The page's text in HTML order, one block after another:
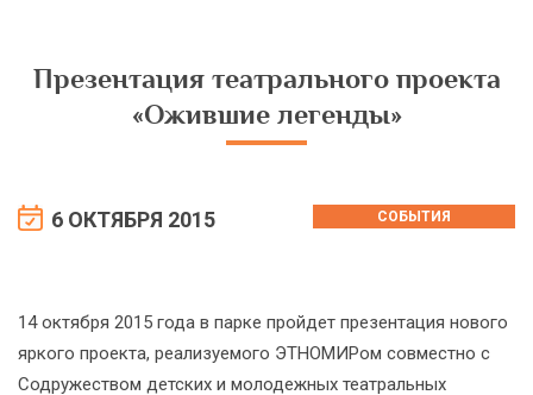
Презентация театрального проекта
«Ожившие легенды»
6 ОКТЯБРЯ 2015 СОБЫТИЯ
14 октября 2015 года в парке пройдет презентация нового
яркого проекта, реализуемого ЭТНОМИРом совместно с
Содружеством детских и молодежных театральных